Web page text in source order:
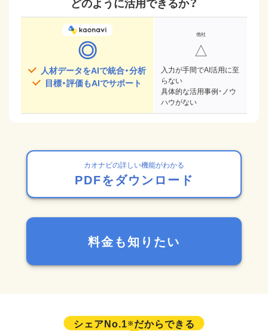
◎
人材データをAIで統合・分析
目標・評価もAIでサポート
△
入力が手間でAI活用に至
らない
具体的な活用事例・ノウ
ハウがない
カオナビの詳しい機能がわかる
PDFをダウンロード
料金も知りたい
シェアNo.1※ だからできる